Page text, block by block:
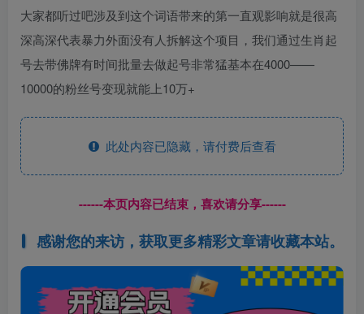
大家都听过吧涉及到这个词语带来的第一直观影响就是很高
深高深代表暴力外面没有人拆解这个项目，我们通过生肖起
号去带佛牌有时间批量去做起号非常猛基本在4000——
10000的粉丝号变现就能上10万+
此处内容已隐藏，请付费后查看
------本页内容已结束，喜欢请分享------
感谢您的来访，获取更多精彩文章请收藏本站。